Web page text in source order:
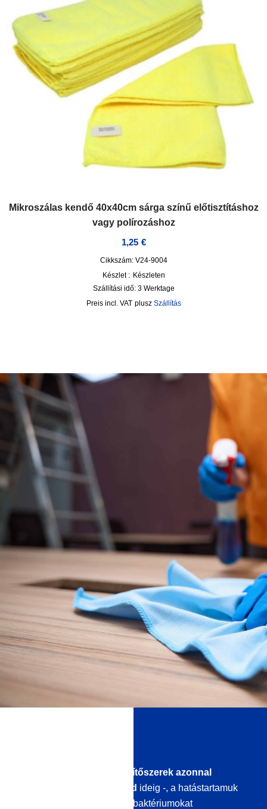
Mikroszálas kendő 40x40cm sárga színű előtisztításhoz
vagy polírozáshoz
1,25 €
Cikkszám: V24-9004
Készlet : Készleten
Szállítási idő: 3 Werktage
incl. VAT plusz Szállítás
hagyományos fertőtlenítőszerek azonnal
hatásosak – de csak rövid ideig -, a hatástartamuk
alatt bizonyos vírusokat és baktériumokat